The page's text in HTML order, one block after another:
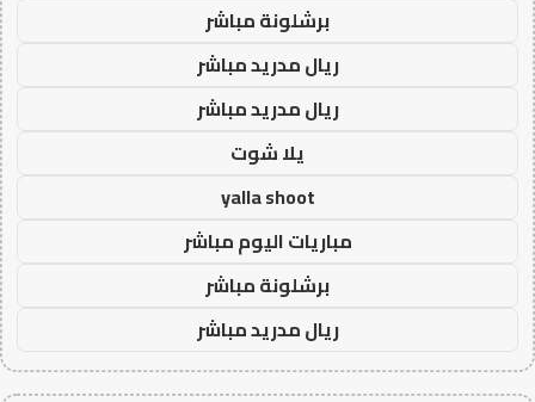
برشلونة مباشر
ريال مدريد مباشر
ريال مدريد مباشر
يلا شوت
yalla shoot
مباريات اليوم مباشر
برشلونة مباشر
ريال مدريد مباشر